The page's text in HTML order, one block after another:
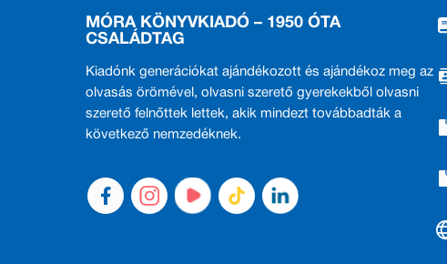
MÓRA KÖNYVKIADÓ – 1950 ÓTA
CSALÁDTAG
Kiadónk generációkat ajándékozott és ajándékoz meg az
olvasás örömével, olvasni szerető gyerekekből olvasni
szerető felnőttek lettek, akik mindezt továbbadták a
következő nemzedéknek.